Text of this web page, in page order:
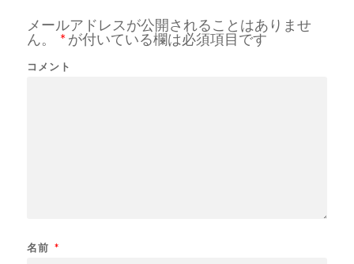
メールアドレスが公開されることはありませ
ん。
*が付いている欄は必須項目です
コメント
名前 *